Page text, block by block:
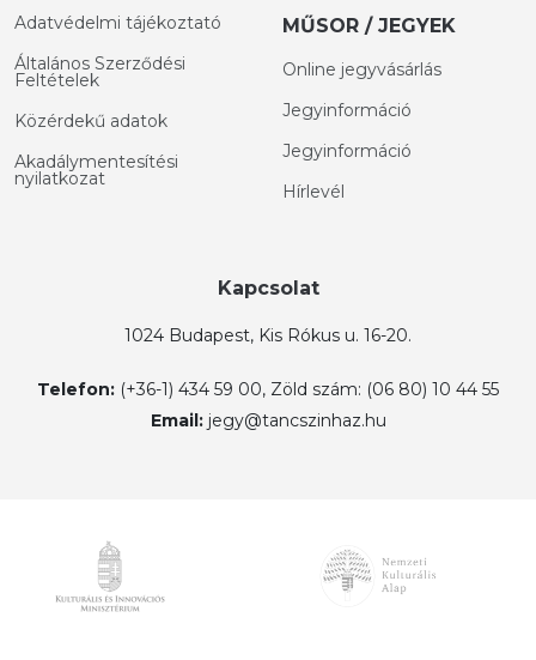
Adatvédelmi tájékoztató
Általános Szerződési
Feltételek
Közérdekű adatok
Akadálymentesítési
nyilatkozat
MŰSOR / JEGYEK
Online jegyvásárlás
Jegyinformáció
Jegyinformáció
Hírlevél
Kapcsolat
1024 Budapest, Kis Rókus u. 16-20.
Telefon: (+36-1) 434 59 00, Zöld szám: (06 80) 10 44 55
Email: jegy@tancszinhaz.hu